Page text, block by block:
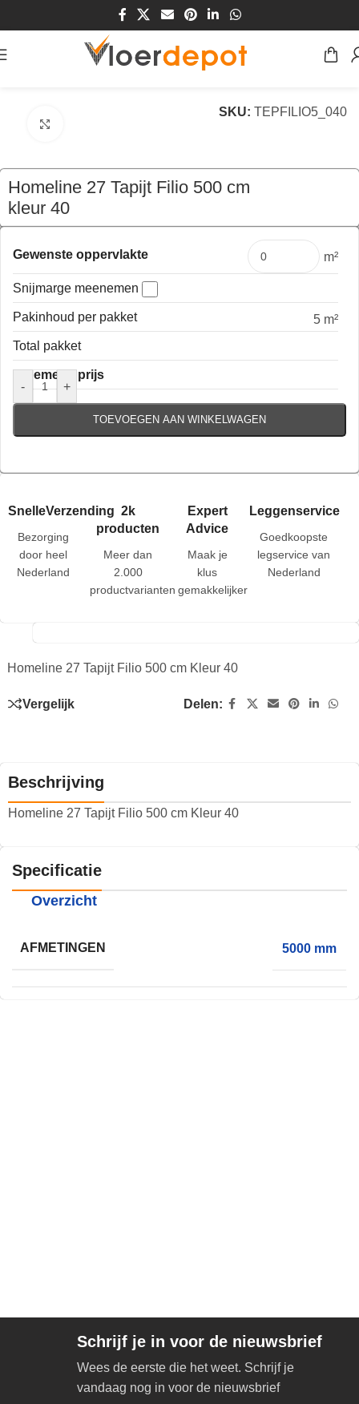
/Vloeren/Tapijt
SKU: TEPFILIO5_040
Homeline 27 Tapijt Filio 500 cm
kleur 40
€139,50 per mtr
Gewenste oppervlakte m²
Snijmarge meenemen
Pakinhoud per pakket
5 m²
Total pakket
Algemene prijs
-
+
TOEVOEGEN AAN WINKELWAGEN
SnelleVerzending
Bezorging
door heel
Nederland
2k
producten
Meer dan
2.000
productvarianten
Expert
Advice
Maak je
klus
gemakkelijker
Leggenservice
Goedkoopste
legservice van
Nederland
Homeline 27 Tapijt Filio 500 cm Kleur 40
Vergelijk Delen:
Beschrijving
Homeline 27 Tapijt Filio 500 cm Kleur 40
Specificatie
Overzicht
AFMETINGEN 5000 mm
Schrijf je in voor de nieuwsbrief
Wees de eerste die het weet. Schrijf je
vandaag nog in voor de nieuwsbrief